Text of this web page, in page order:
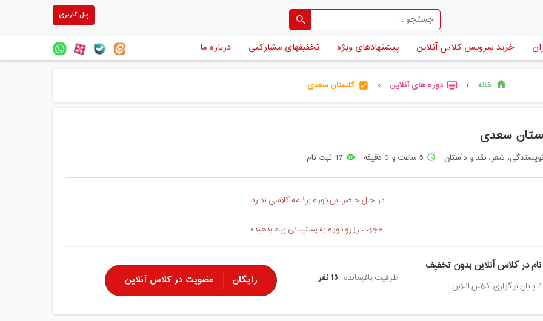
پنل کاربری
خرید سرویس کلاس آنلاین پیشنهادهای ویژه تخفیفهای مشارکتی درباره ما
home خانه chevron_left
dvr دوره های آنلاین chevron_left
check_box گلستان سعدی
سعدی
نویسندگی، شعر، نقد و داستان access_time 5 ساعت و 0 دقیقه remove_red_eye 17 ثبت نام
در حال حاضر این دوره برنامه کلاسی ندارد.
«جهت رزرو دوره به پشتیبانی پیام بدهید»
در کلاس آنلاین بدون تخفیف
پایان برگزاری کلاس آنلاین
ظرفیت باقیمانده : 13 نفر رایگان عضویت در کلاس آنلاین